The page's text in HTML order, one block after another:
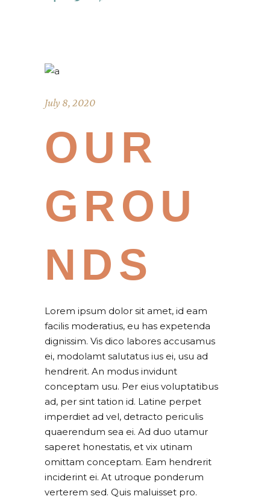
July 8, 2020
OUR
GROU
NDS
Lorem ipsum dolor sit amet, id eam
facilis moderatius, eu has expetenda
dignissim. Vis dico labores accusamus
ei, modolamt salutatus ius ei, usu ad
hendrerit. An modus invidunt
conceptam usu. Per eius voluptatibus
ad, per sint tation id. Latine perpet
imperdiet ad vel, detracto periculis
quaerendum sea ei. Ad duo utamur
saperet honestatis, et vix utinam
omittam conceptam. Eam hendrerit
inciderint ei. At utroque ponderum
verterem sed. Quis maluisset pro.